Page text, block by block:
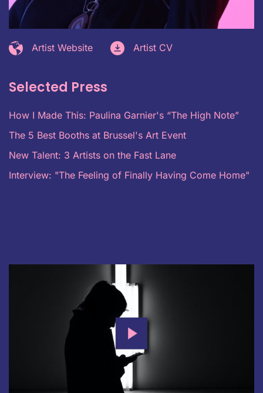
Artist Website Artist CV
Selected Press
How I Made This: Paulina Garnier's “The High Note”
The 5 Best Booths at Brussel's Art Event
New Talent: 3 Artists on the Fast Lane
Interview: "The Feeling of Finally Having Come Home"